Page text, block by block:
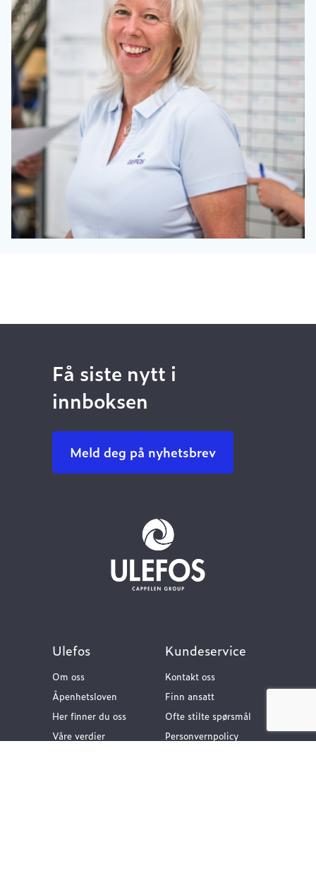
Få siste nytt i
innboksen
Meld deg på nyhetsbrev
Ulefos
Om oss
Åpenhetsloven
Her finner du oss
Våre verdier
Kundeservice
Kontakt oss
Finn ansatt
Ofte stilte spørsmål
Personvernpolicy